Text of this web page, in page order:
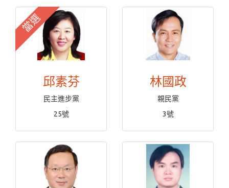
當選
邱素芬
民主進步黨
25號
林國政
親民黨
3號